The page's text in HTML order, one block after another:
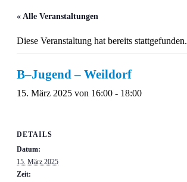
« Alle Veranstaltungen
Diese Veranstaltung hat bereits stattgefunden.
B–Jugend – Weildorf
15. März 2025 von 16:00 - 18:00
DETAILS
Datum:
15. März 2025
Zeit: